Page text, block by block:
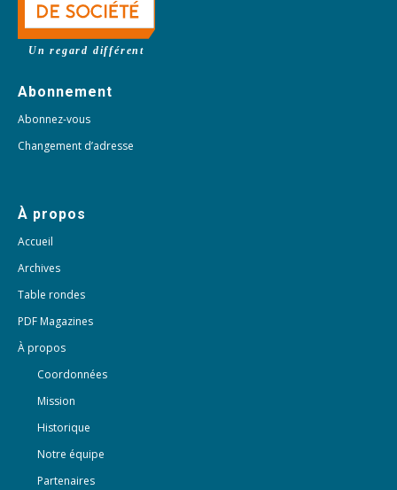
Un regard différent
Abonnement
Abonnez-vous
Changement d’adresse
À propos
Accueil
Archives
Table rondes
PDF Magazines
À propos
Coordonnées
Mission
Historique
Notre équipe
Partenaires